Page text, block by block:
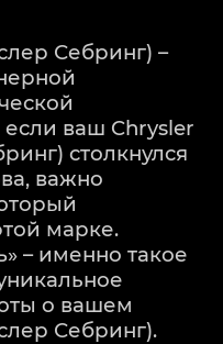
Себринг) –
ваш Chrysler
столкнулся
важно
марке.
– именно такое
о вашем
Себринг).